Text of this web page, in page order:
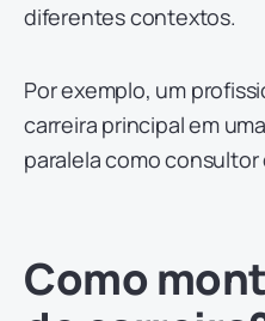
diferentes contextos.
Por exemplo, um
carreira principal em
paralela como
Como